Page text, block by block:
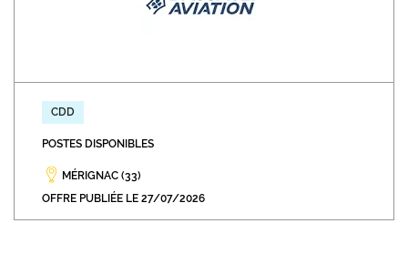
CDD
POSTES DISPONIBLES
MÉRIGNAC (33)
OFFRE PUBLIÉE LE 27/07/2026